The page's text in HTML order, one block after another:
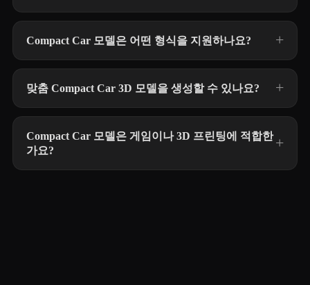
Compact Car 모델은 어떤 형식을 지원하나요?
맞춤 Compact Car 3D 모델을 생성할 수 있나요?
Compact Car 모델은 게임이나 3D 프린팅에 적합한
가요?